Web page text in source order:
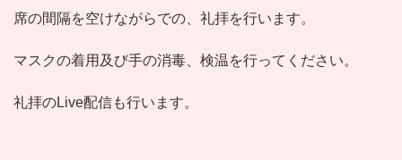
席の間隔を空けながらでの、礼拝を行います。
マスクの着用及び手の消毒、検温を行ってください。
礼拝のLive配信も行います。